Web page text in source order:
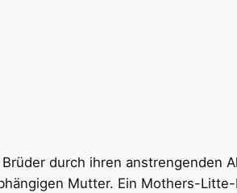
durch ihren anstrengenden
Mutter. Ein Mothers-